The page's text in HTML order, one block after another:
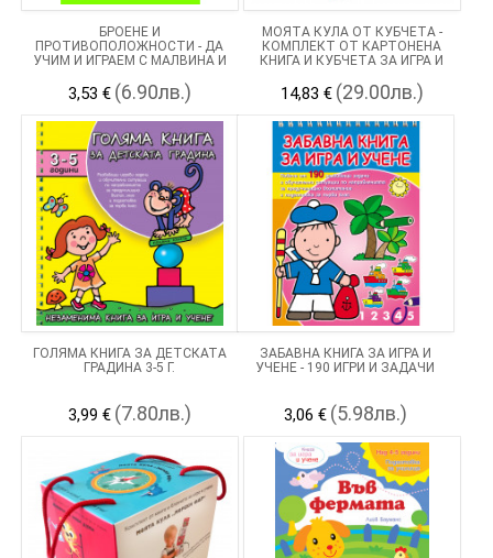
БРОЕНЕ И
ПРОТИВОПОЛОЖНОСТИ - ДА
УЧИМ И ИГРАЕМ С МАЛВИНА И
3,53 € (6.90лв.)
МОЯТА КУЛА ОТ КУБЧЕТА -
КОМПЛЕКТ ОТ КАРТОНЕНА
КНИГА И КУБЧЕТА ЗА ИГРА И
14,83 € (29.00лв.)
ГОЛЯМА КНИГА ЗА ДЕТСКАТА
ГРАДИНА 3-5 Г.
3,99 € (7.80лв.)
ЗАБАВНА КНИГА ЗА ИГРА И
УЧЕНЕ - 190 ИГРИ И ЗАДАЧИ
3,06 € (5.98лв.)